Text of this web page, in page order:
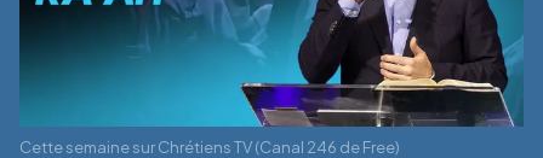
Cette semaine sur Chrétiens TV (Canal 246 de Free)